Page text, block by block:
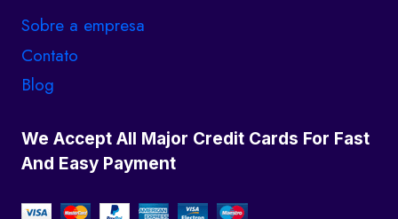
Sobre a empresa
Contato
Blog
We Accept All Major Credit Cards For Fast
And Easy Payment